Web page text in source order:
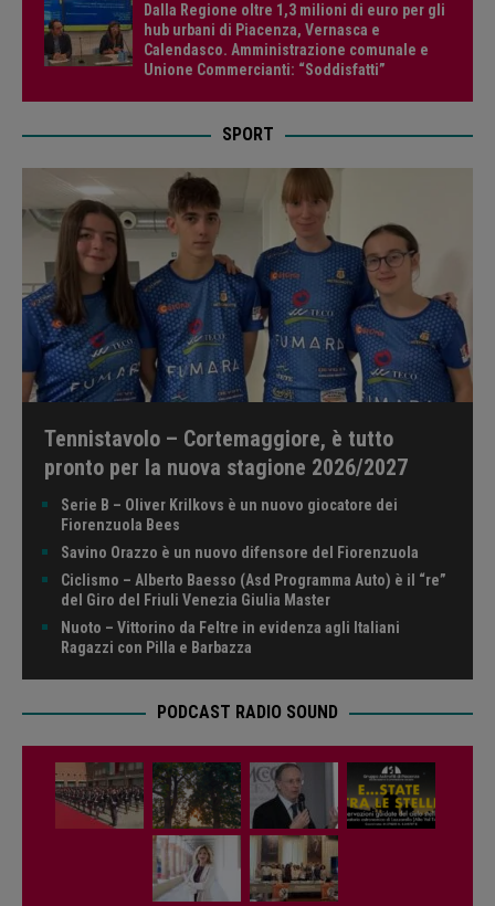
Dalla Regione oltre 1,3 milioni di euro per gli
hub urbani di Piacenza, Vernasca e
Calendasco. Amministrazione comunale e
Unione Commercianti: “Soddisfatti”
SPORT
Tennistavolo – Cortemaggiore, è tutto
pronto per la nuova stagione 2026/2027
Serie B – Oliver Krilkovs è un nuovo giocatore dei
Fiorenzuola Bees
Savino Orazzo è un nuovo difensore del Fiorenzuola
Ciclismo – Alberto Baesso (Asd Programma Auto) è il “re”
del Giro del Friuli Venezia Giulia Master
Nuoto – Vittorino da Feltre in evidenza agli Italiani
Ragazzi con Pilla e Barbazza
PODCAST RADIO SOUND